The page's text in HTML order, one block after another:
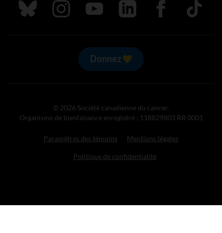
Suivez nous sur Bluesky
Suivez nous sur Instagram
Suivez nous sur Youtube
Suivez nous sur LinkedIn
Suivez nous sur
TikTok
Donnez
© 2026 Société canadienne du cancer.
Organisme de bienfaisance enregistré : 118829803 RR 0001
Paramètres des témoins Mentions légales
Politique de confidentialité